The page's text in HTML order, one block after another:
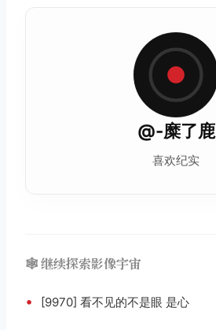
@-糜了鹿
喜欢纪实
🕸️ 继续探索影像宇宙
• [9970] 看不见的不是眼 是心